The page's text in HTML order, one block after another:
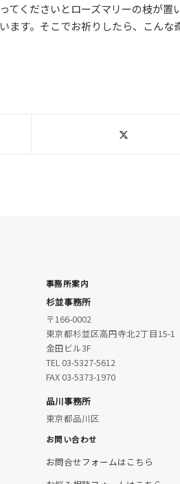
てくださいとローズマリーの枝が
ます。そこでお祈りしたら、こんな
事務所案内
杉並事務所
〒166-0002
東京都杉並区高円寺北2丁目15-1
金田ビル3F
TEL 03-5327-5612
FAX 03-5373-1970
品川事務所
東京都品川区
お問い合わせ
お問合せフォームはこちら